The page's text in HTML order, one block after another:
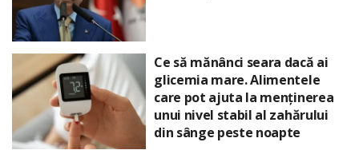
Ce să mănânci seara dacă ai
glicemia mare. Alimentele
care pot ajuta la menținerea
unui nivel stabil al zahărului
din sânge peste noapte